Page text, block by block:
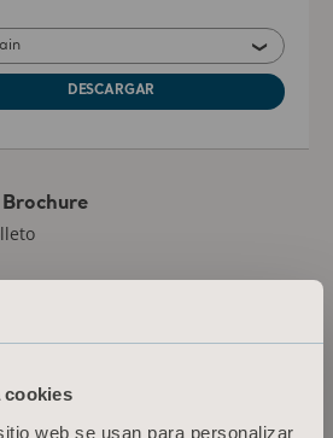
cookies
web se usan para personalizar
DESCARGAR
Brochure